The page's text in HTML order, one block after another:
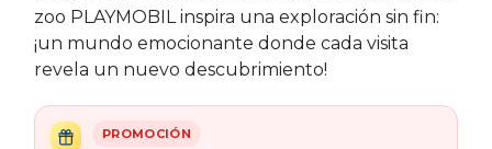
zoo PLAYMOBIL inspira una exploración sin fin:
¡un mundo emocionante donde cada visita
revela un nuevo descubrimiento!
PROMOCIÓN